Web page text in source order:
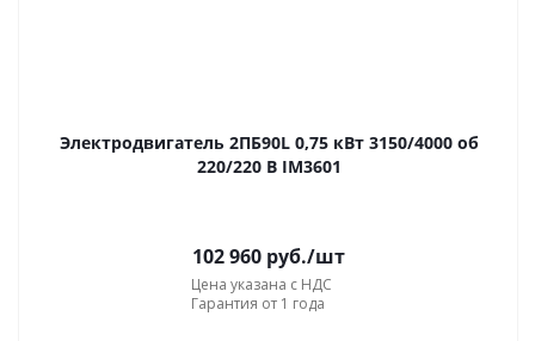
Электродвигатель 2ПБ90L 0,75 кВт 3150/4000 об
220/220 В IM3601
102 960 руб./шт
Цена указана с НДС
Гарантия от 1 года